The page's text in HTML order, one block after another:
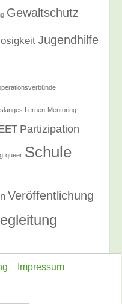
Gewaltschutz
Jugendhilfe
Lernen Mentoring
Partizipation
queer Schule
Veröffentlichung
Impressum